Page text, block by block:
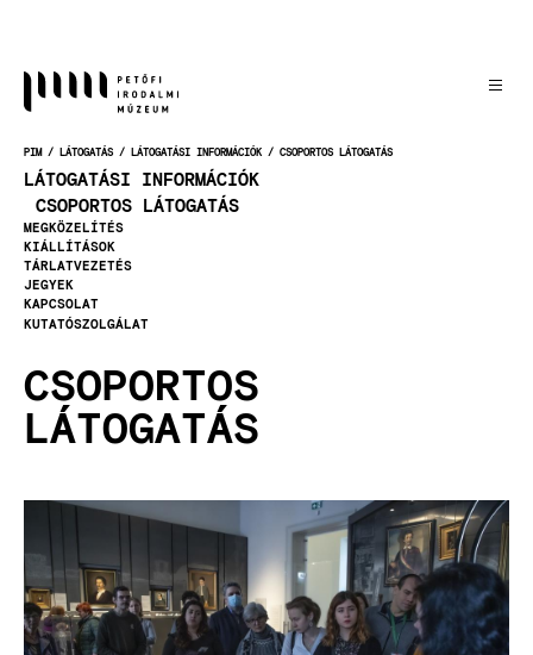
MORZSA
PIM LÁTOGATÁS LÁTOGATÁSI INFORMÁCIÓK CSOPORTOS LÁTOGATÁS
LÁTOGATÁSI INFORMÁCIÓK
CSOPORTOS LÁTOGATÁS
MEGKÖZELÍTÉS
KIÁLLÍTÁSOK
TÁRLATVEZETÉS
JEGYEK
KAPCSOLAT
KUTATÓSZOLGÁLAT
CSOPORTOS
LÁTOGATÁS
Kép